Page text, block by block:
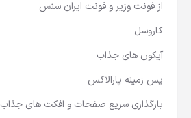
از فونت وزیر و فونت ایران سنس
کاروسل
آیکون های جذاب
پس زمینه پارالاکس
بارگذاری سریع صفحات و افکت های جذاب